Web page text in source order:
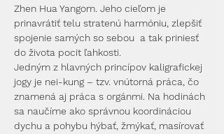
Zhen Hua Yangom. Jeho cieľom je
prinavrátiť telu stratenú harmóniu, zlepšiť
spojenie samých so sebou  a tak priniesť
do života pocit ľahkosti.
Jedným z hlavných princípov kaligrafickej
jogy je nei-kung – tzv. vnútorná práca, čo
znamená aj práca s orgánmi. Na hodinách
sa naučíme ako správnou koordináciou
dychu a pohybu hýbať, žmýkať, masírovať